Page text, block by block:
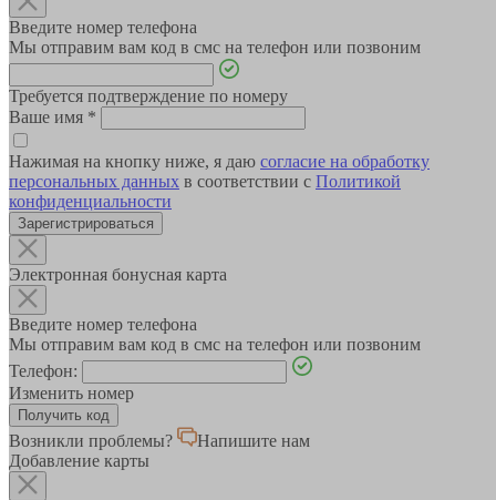
Введите номер телефона
Мы отправим вам код в смс на телефон или позвоним
Требуется подтверждение по номеру
Ваше имя *
Нажимая на кнопку ниже, я даю согласие на обработку
персональных данных в соответствии с Политикой
конфиденциальности
Зарегистрироваться
Электронная бонусная карта
Введите номер телефона
Мы отправим вам код в смс на телефон или позвоним
Телефон:
Изменить номер
Возникли проблемы?
Напишите нам
Добавление карты